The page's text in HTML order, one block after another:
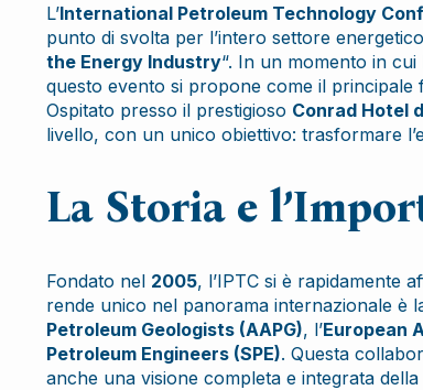
L’International Petroleum Technology
punto di svolta per l’intero settore
the Energy Industry“. In un momento in
questo evento si propone come il principale
Ospitato presso il prestigioso Conrad Hotel
livello, con un unico obiettivo: trasformare
La Storia e
Fondato nel 2005, l’IPTC si è rapidamente
rende unico nel panorama internazionale è
Petroleum Geologists (AAPG), l’European
Petroleum Engineers (SPE). Questa
anche una visione completa e integrata